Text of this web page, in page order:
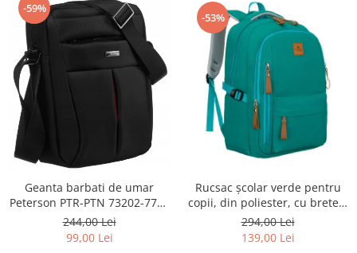
-59%
Geanta barbati de umar
Peterson PTR-PTN 73202-7738
BL
244,00 Lei
99,00 Lei
-53%
Rucsac școlar verde pentru
copii, din poliester, cu bretele
reglabile - Peterson PTR-PTN
BHX-01-9259 Gree
294,00 Lei
139,00 Lei